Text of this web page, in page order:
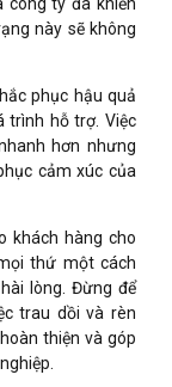
công ty đã khiến
này sẽ không
phục hậu quả
trình hỗ trợ. Việc
hơn nhưng
cảm xúc của
khách hàng cho
thứ một cách
lòng. Đừng để
trau dồi và rèn
thiện và góp